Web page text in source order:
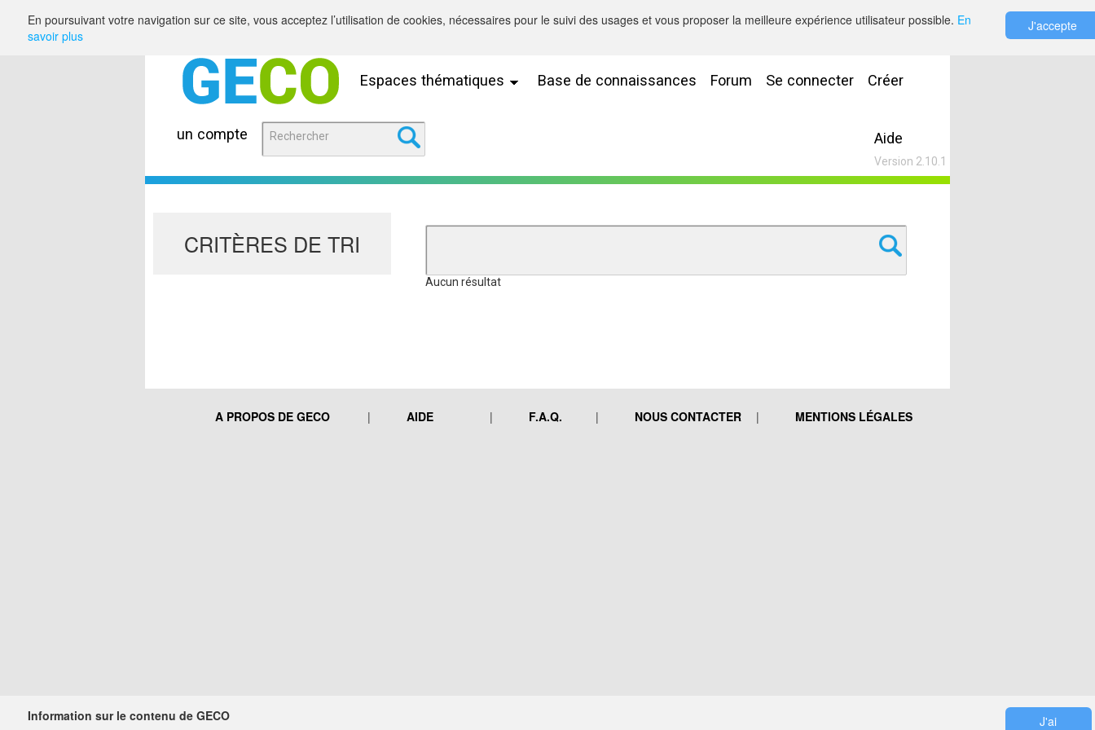
Espaces thématiques Base de connaissances Forum Se connecter Créer
un compte Aide
Version 2.10.1
CRITÈRES DE TRI
Aucun résultat
A PROPOS DE GECO AIDE F.A.Q. NOUS CONTACTER MENTIONS LÉGALES
En poursuivant votre navigation sur ce site, vous acceptez l’utilisation de cookies, nécessaires pour le suivi des usages et vous proposer la meilleure expérience utilisateur possible. En
savoir plus
J'accepte
Information sur le contenu de GECO
J'ai